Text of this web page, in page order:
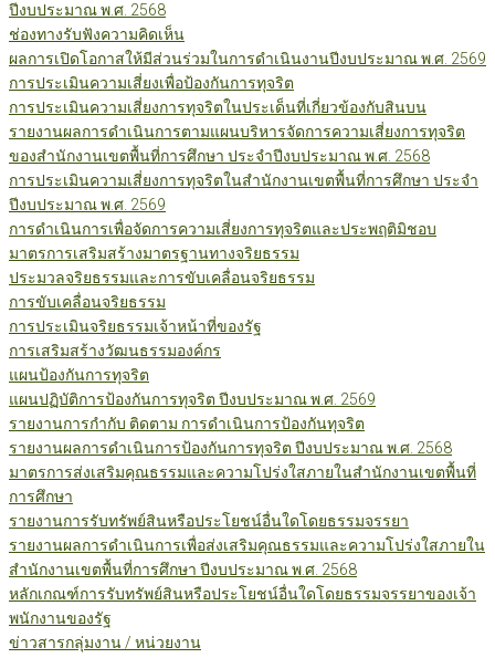
ปีงบประมาณ พ.ศ. 2568
ช่องทางรับฟังความคิดเห็น
ผลการเปิดโอกาสให้มีส่วนร่วมในการดำเนินงานปีงบประมาณ พ.ศ. 2569
การประเมินความเสี่ยงเพื่อป้องกันการทุจริต
การประเมินความเสี่ยงการทุจริตในประเด็นที่เกี่ยวข้องกับสินบน
รายงานผลการดำเนินการตามแผนบริหารจัดการความเสี่ยงการทุจริต
ของสำนักงานเขตพื้นที่การศึกษา ประจำปีงบประมาณ พ.ศ. 2568
การประเมินความเสี่ยงการทุจริตในสำนักงานเขตพื้นที่การศึกษา ประจำ
ปีงบประมาณ พ.ศ. 2569
การดำเนินการเพื่อจัดการความเสี่ยงการทุจริตและประพฤติมิชอบ
มาตรการเสริมสร้างมาตรฐานทางจริยธรรม
ประมวลจริยธรรมและการขับเคลื่อนจริยธรรม
การขับเคลื่อนจริยธรรม
การประเมินจริยธรรมเจ้าหน้าที่ของรัฐ
การเสริมสร้างวัฒนธรรมองค์กร
แผนป้องกันการทุจริต
แผนปฏิบัติการป้องกันการทุจริต ปีงบประมาณ พ.ศ. 2569
รายงานการกำกับ ติดตาม การดำเนินการป้องกันทุจริต
รายงานผลการดำเนินการป้องกันการทุจริต ปีงบประมาณ พ.ศ. 2568
มาตรการส่งเสริมคุณธรรมและความโปร่งใสภายในสำนักงานเขตพื้นที่
การศึกษา
รายงานการรับทรัพย์สินหรือประโยชน์อื่นใดโดยธรรมจรรยา
รายงานผลการดำเนินการเพื่อส่งเสริมคุณธรรมและความโปร่งใสภายใน
สำนักงานเขตพื้นที่การศึกษา ปีงบประมาณ พ.ศ. 2568
หลักเกณฑ์การรับทรัพย์สินหรือประโยชน์อื่นใดโดยธรรมจรรยาของเจ้า
พนักงานของรัฐ
ข่าวสารกลุ่มงาน / หน่วยงาน